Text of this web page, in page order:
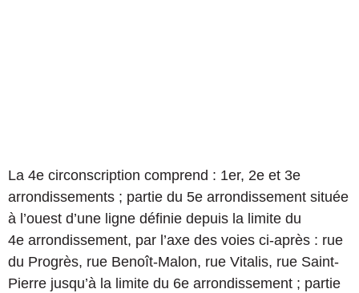
La 4e circonscription comprend : 1er, 2e et 3e
arrondissements ; partie du 5e arrondissement située
à l’ouest d’une ligne définie depuis la limite du
4e arrondissement, par l’axe des voies ci-après : rue
du Progrès, rue Benoît-Malon, rue Vitalis, rue Saint-
Pierre jusqu’à la limite du 6e arrondissement ; partie